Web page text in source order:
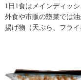
1日1食はメインディッ
外食や市販の惣菜では
揚げ物（天ぷら、フラ